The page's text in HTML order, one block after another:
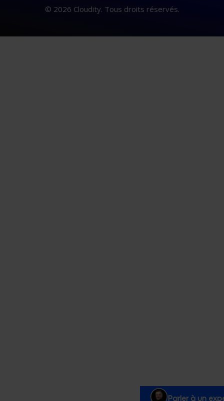
Parler à un
© 2026 Cloudity. Tous droits réservés.